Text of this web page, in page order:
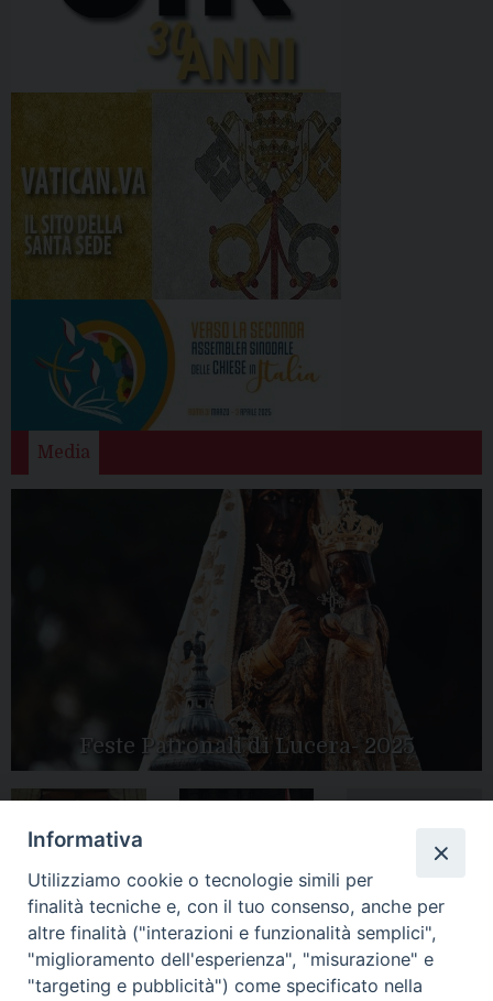
Media
Feste Patronali di Lucera- 2025
Apertura Anno
Giubilare 2025
Mariae in Diocesi
Tutte le gallery
Informativa
Utilizziamo cookie o tecnologie simili per
finalità tecniche e, con il tuo consenso, anche per
altre finalità ("interazioni e funzionalità semplici",
"miglioramento dell'esperienza", "misurazione" e
"targeting e pubblicità") come specificato nella